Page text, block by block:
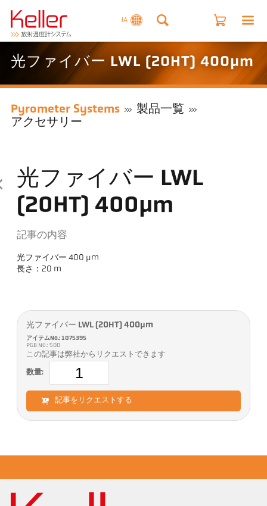
JA
光ファイバー LWL (20HT) 400µm
Pyrometer Systems
製品一覧
アクセサリー
光ファイバー LWL
(20HT) 400µm
記事の内容
光ファイバー 400 µm
長さ：20 m
光ファイバー LWL (20HT) 400µm
アイテムNo.: 1075395
PGB No.: 500
この記事は弊社からリクエストできます
数量:
記事をリクエストする